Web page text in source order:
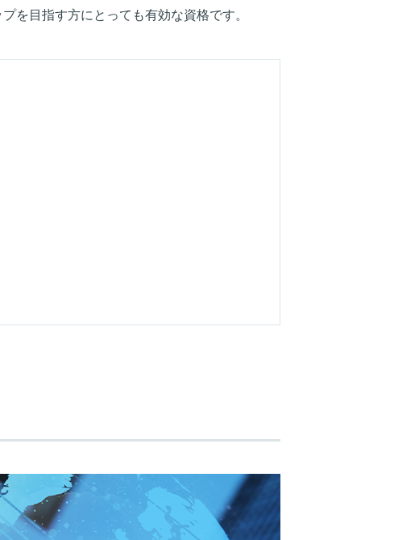
を目指す方にとっても有効な資格です。